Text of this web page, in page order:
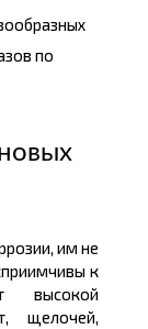
по
им не
к
высокой
щелочей,